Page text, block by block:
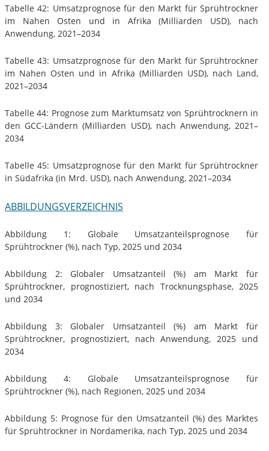
Tabelle 42: Umsatzprognose für den Markt für Sprühtrockner
im Nahen Osten und in Afrika (Milliarden USD), nach
Anwendung, 2021–2034
Tabelle 43: Umsatzprognose für den Markt für Sprühtrockner
im Nahen Osten und in Afrika (Milliarden USD), nach Land,
2021–2034
Tabelle 44: Prognose zum Marktumsatz von Sprühtrocknern in
den GCC-Ländern (Milliarden USD), nach Anwendung, 2021–
2034
Tabelle 45: Umsatzprognose für den Markt für Sprühtrockner
in Südafrika (in Mrd. USD), nach Anwendung, 2021–2034
ABBILDUNGSVERZEICHNIS
Abbildung 1: Globale Umsatzanteilsprognose für
Sprühtrockner (%), nach Typ, 2025 und 2034
Abbildung 2: Globaler Umsatzanteil (%) am Markt für
Sprühtrockner, prognostiziert, nach Trocknungsphase, 2025
und 2034
Abbildung 3: Globaler Umsatzanteil (%) am Markt für
Sprühtrockner, prognostiziert, nach Anwendung, 2025 und
2034
Abbildung 4: Globale Umsatzanteilsprognose für
Sprühtrockner (%), nach Regionen, 2025 und 2034
Abbildung 5: Prognose für den Umsatzanteil (%) des Marktes
für Sprühtrockner in Nordamerika, nach Typ, 2025 und 2034